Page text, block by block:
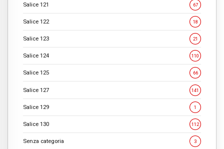
Salice 121 67
Salice 122 18
Salice 123 21
Salice 124 110
Salice 125 66
Salice 127 141
Salice 129 1
Salice 130 112
Senza categoria 3